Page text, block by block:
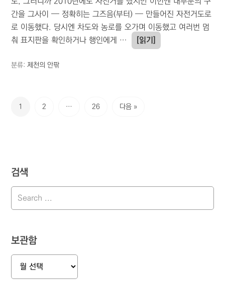
간을 그사이 — 정확히는 그즈음(부터) — 만들어진 자전거도로
로 이동했다. 당시엔 차도와 농로를 오가며 이동했고 여러번 멈
춰 표지판을 확인하거나 행인에게 …
[읽기]
분류:제천의 안팎
1 2 … 26 다음 »
검색
보관함
보